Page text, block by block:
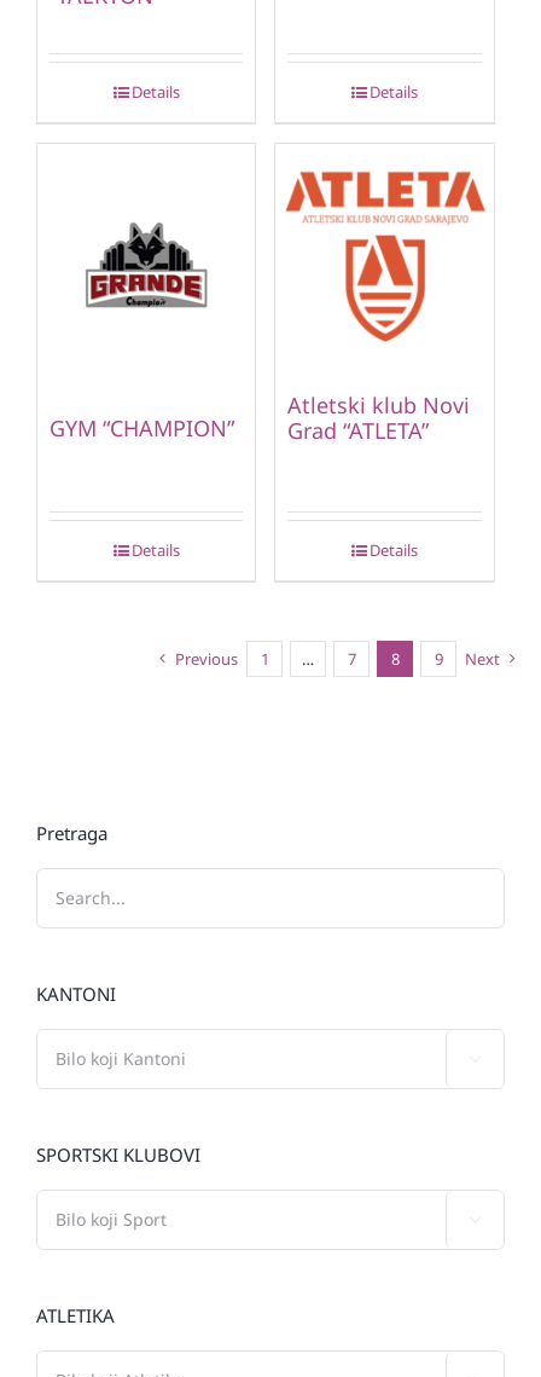
Details Details
GYM “CHAMPION”
Details
Atletski klub Novi
Grad “ATLETA”
Details
Previous 1 … 7 8 9 Next
Pretraga
KANTONI
SPORTSKI KLUBOVI
ATLETIKA